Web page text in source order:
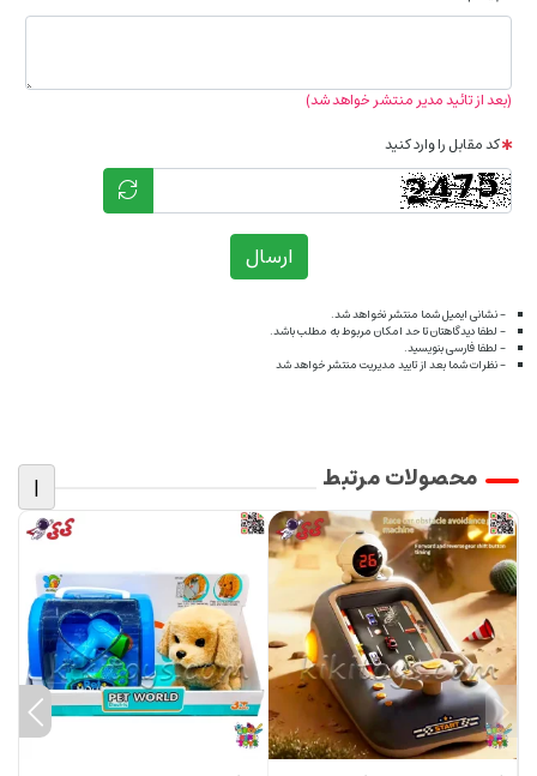
(بعد از تائید مدیر منتشر خواهد شد)
کد مقابل را وارد کنید
ارسال
- نشانی ایمیل شما منتشر نخواهد شد.
- لطفا دیدگاهتان تا حد امکان مربوط به مطلب باشد.
- لطفا فارسی بنویسید.
- نظرات شما بعد از تایید مدیریت منتشر خواهد شد
محصولات مرتبط |